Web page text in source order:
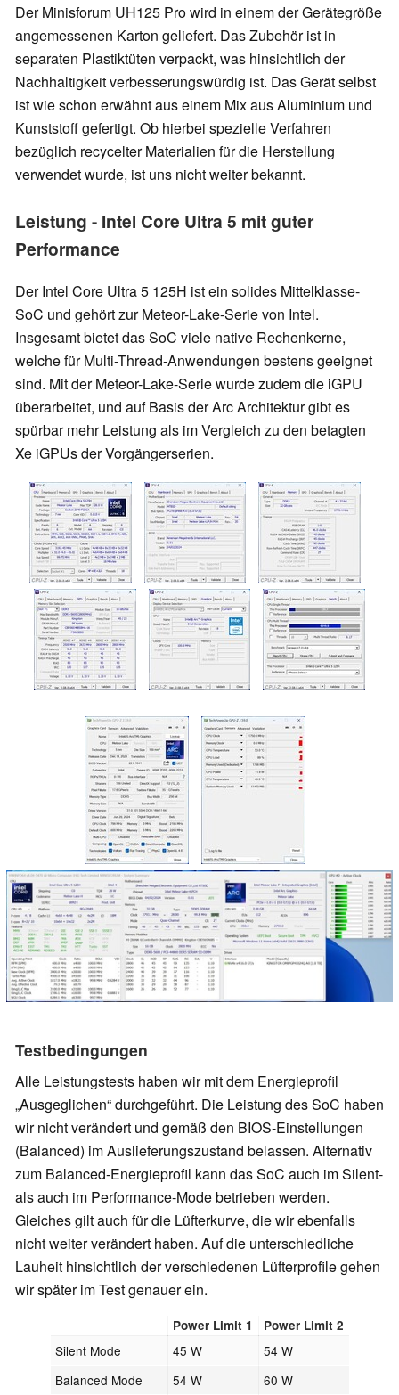
Der Minisforum UH125 Pro wird in einem der Gerätegröße
angemessenen Karton geliefert. Das Zubehör ist in
separaten Plastiktüten verpackt, was hinsichtlich der
Nachhaltigkeit verbesserungswürdig ist. Das Gerät selbst
ist wie schon erwähnt aus einem Mix aus Aluminium und
Kunststoff gefertigt. Ob hierbei spezielle Verfahren
bezüglich recycelter Materialien für die Herstellung
verwendet wurde, ist uns nicht weiter bekannt.
Leistung - Intel Core Ultra 5 mit guter
Performance
Der Intel Core Ultra 5 125H ist ein solides Mittelklasse-
SoC und gehört zur Meteor-Lake-Serie von Intel.
Insgesamt bietet das SoC viele native Rechenkerne,
welche für Multi-Thread-Anwendungen bestens geeignet
sind. Mit der Meteor-Lake-Serie wurde zudem die iGPU
überarbeitet, und auf Basis der Arc Architektur gibt es
spürbar mehr Leistung als im Vergleich zu den betagten
Xe iGPUs der Vorgängerserien.
Testbedingungen
Alle Leistungstests haben wir mit dem Energieprofil
Ausgeglichen durchgeführt. Die Leistung des SoC haben
wir nicht verändert und gemäß den BIOS-Einstellungen
(Balanced) im Auslieferungszustand belassen. Alternativ
zum Balanced-Energieprofil kann das SoC auch im Silent-
als auch im Performance-Mode betrieben werden.
Gleiches gilt auch für die Lüfterkurve, die wir ebenfalls
nicht weiter verändert haben. Auf die unterschiedliche
Lauheit hinsichtlich der verschiedenen Lüfterprofile gehen
wir später im Test genauer ein.
Power Limit 1 Power Limit 2
Silent Mode 45 W
54 W
Balanced Mode
54 W 60 W